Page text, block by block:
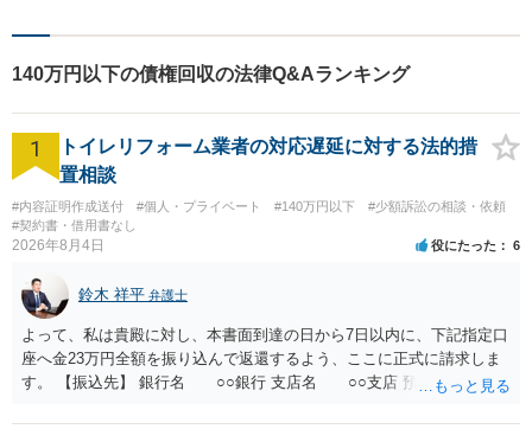
頼者様が不安を抱かないよう
に、わかりやすく的確なアド
バイスを心がけております。
140万円以下の債権回収の法律Q&Aランキング
1
トイレリフォーム業者の対応遅延に対する法的措
置相談
#内容証明作成送付 #個人・プライベート #140万円以下
#少額訴訟の相談・依頼
#契約書・借用書なし
2026年8月4日 役にたった 6
鈴木 祥平 弁護士
よって、私は貴殿に対し、本書面到達の日から7日以内に、下記指定口
座へ金23万円全額を振り込んで返還するよう、ここに正式に請求しま
す。 【振込先】 銀行名 ○○銀行 支店名 ○○支店 預金種別 普通
されない場合には、貴殿には任意に返金する意思がないものと判断